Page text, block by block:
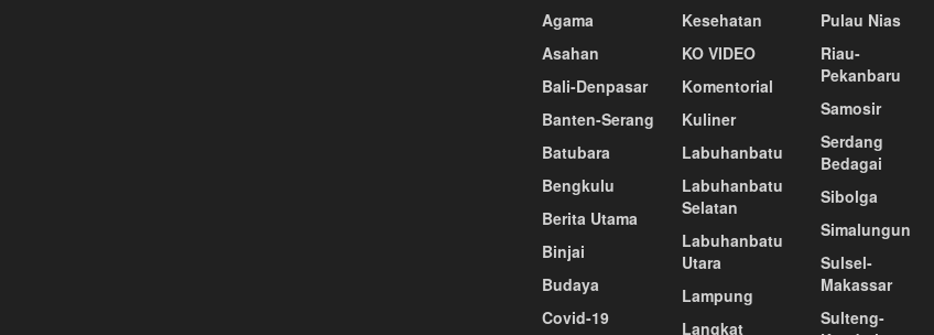
Agama
Asahan
Bali-Denpasar
Banten-Serang
Batubara
Bengkulu
Berita Utama
Binjai
Budaya
Covid-19
Kesehatan
KO VIDEO
Komentorial
Kuliner
Labuhanbatu
Labuhanbatu
Selatan
Labuhanbatu
Utara
Lampung
Langkat
Pulau Nias
Riau-
Pekanbaru
Samosir
Serdang
Bedagai
Sibolga
Simalungun
Sulsel-
Makassar
Sulteng-